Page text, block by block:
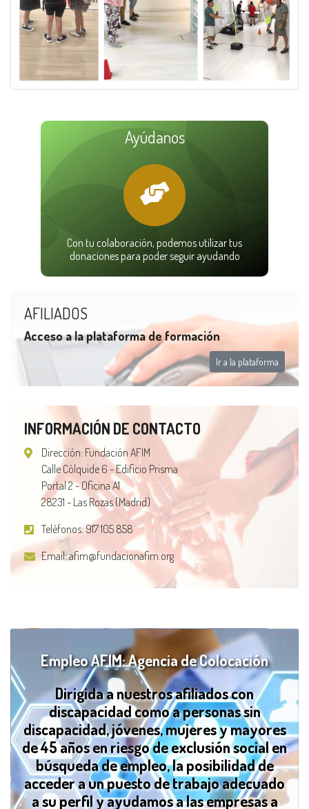
Ayúdanos
Con tu colaboración, podemos utilizar tus
donaciones para poder seguir ayudando
AFILIADOS
Acceso a la plataforma de formación
Ir a la plataforma
INFORMACIÓN DE CONTACTO
Dirección: Fundación AFIM
Calle Cólquide 6 - Edificio Prisma
Portal 2 - Oficina A1
28231 - Las Rozas (Madrid)
Teléfonos:917 105 858
Email:afim@fundacionafim.org
Empleo AFIM: Agencia de Colocación
Dirigida a nuestros afiliados con
discapacidad como a personas sin
discapacidad, jóvenes, mujeres y mayores
de 45 años en riesgo de exclusión social en
búsqueda de empleo, la posibilidad de
acceder a un puesto de trabajo adecuado
a su perfil y ayudamos a las empresas a